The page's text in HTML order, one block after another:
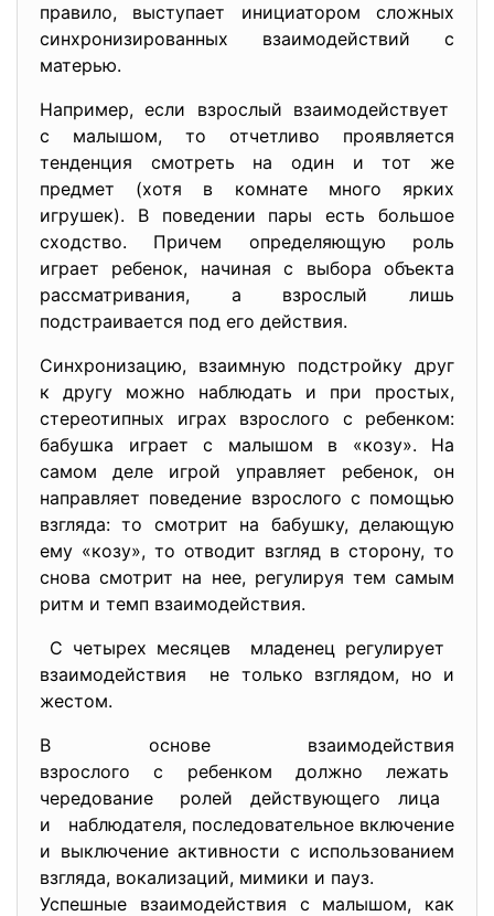
правило, выступает инициатором сложных
синхронизированных взаимодействий с
матерью.
Например, если взрослый взаимодействует
с малышом, то отчетливо проявляется
тенденция смотреть на один и тот же
предмет (хотя в комнате много ярких
игрушек). В поведении пары есть большое
сходство. Причем определяющую роль
играет ребенок, начиная с выбора объекта
рассматривания, а взрослый лишь
подстраивается под его действия.
Синхронизацию, взаимную подстройку друг
к другу можно наблюдать и при простых,
стереотипных играх взрослого с ребенком:
бабушка играет с малышом в «козу». На
самом деле игрой управляет ребенок, он
направляет поведение взрослого с помощью
взгляда: то смотрит на бабушку, делающую
ему «козу», то отводит взгляд в сторону, то
снова смотрит на нее, регулируя тем самым
ритм и темп взаимодействия.
С четырех месяцев младенец регулирует
взаимодействия не только взглядом, но и
жестом.
В основе взаимодействия
взрослого с ребенком должно лежать
чередование ролей действующего лица
и наблюдателя, последовательное включение
и выключение активности с использованием
взгляда, вокализаций, мимики и пауз.
Успешные взаимодействия с малышом, как